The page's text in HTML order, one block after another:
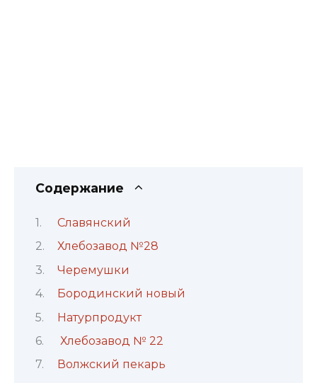
Содержание
Славянский
Хлебозавод №28
Черемушки
Бородинский новый
Натурпродукт
Хлебозавод № 22
Волжский пекарь